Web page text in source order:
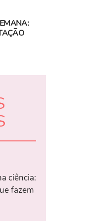
ciência:
fazem